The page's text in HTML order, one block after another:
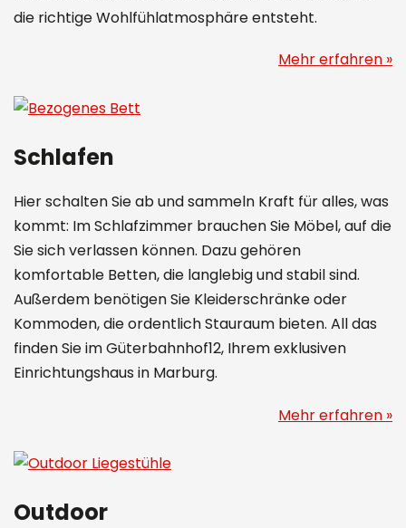
die richtige Wohlfühlatmosphäre entsteht.
Mehr erfahren »
Schlafen
Hier schalten Sie ab und sammeln Kraft für alles, was
kommt: Im Schlafzimmer brauchen Sie Möbel, auf die
Sie sich verlassen können. Dazu gehören
komfortable Betten, die langlebig und stabil sind.
Außerdem benötigen Sie Kleiderschränke oder
Kommoden, die ordentlich Stauraum bieten. All das
finden Sie im Güterbahnhof12, Ihrem exklusiven
Einrichtungshaus in Marburg.
Mehr erfahren »
Outdoor